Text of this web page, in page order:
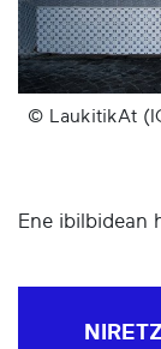
© LaukitikAt
Ene ibilbidean